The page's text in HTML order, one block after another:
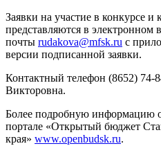
Заявки на участие в конкурсе
представляются в электронном
почты rudakova@mfsk.ru с
версии подписанной заявки.
Контактный телефон (8652) 74-
Викторовна.
Более подробную информацию
портале «Открытый бюджет
края» www.openbudsk.ru.